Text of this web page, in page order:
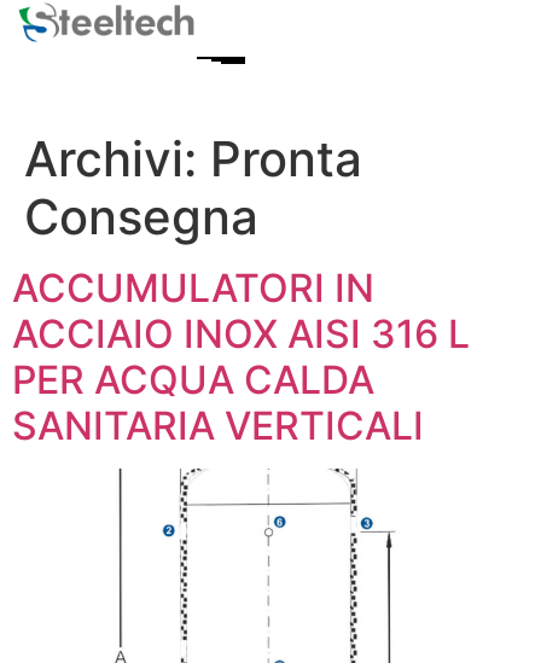
Archivi: Pronta
Consegna
ACCUMULATORI IN
ACCIAIO INOX AISI 316 L
PER ACQUA CALDA
SANITARIA VERTICALI